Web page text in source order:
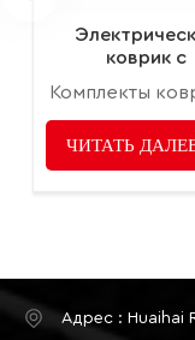
коврик с
Minco 100
ЧИТАТЬ
Адрес : Huaihai